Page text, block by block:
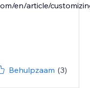
en/article/
Behulpzaam (3)